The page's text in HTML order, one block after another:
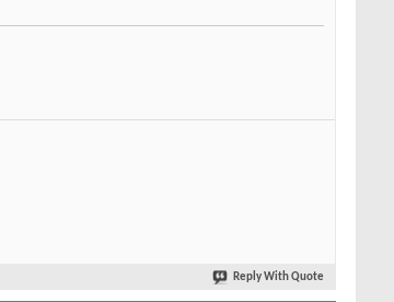
Reply With Quote